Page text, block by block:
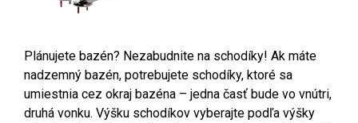
Plánujete bazén? Nezabudnite na schodíky! Ak máte
nadzemný bazén, potrebujete schodíky, ktoré sa
umiestnia cez okraj bazéna – jedna časť bude vo vnútri,
druhá vonku. Výšku schodíkov vyberajte podľa výšky